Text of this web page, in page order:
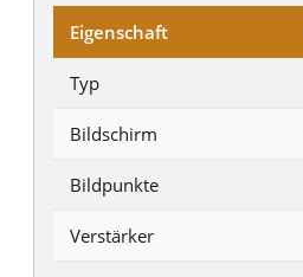
Eigenschaft
Typ
Bildschirm
Bildpunkte
Verstärker